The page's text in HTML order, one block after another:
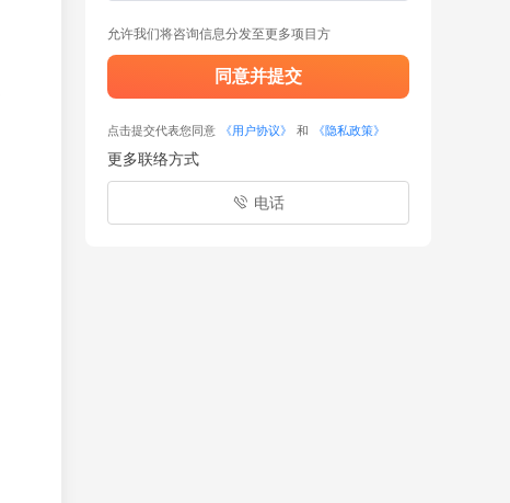
允许我们将咨询信息分发至更多项目方
同意并提交
点击提交代表您同意 《用户协议》 和 《隐私政策》
更多联络方式
电话